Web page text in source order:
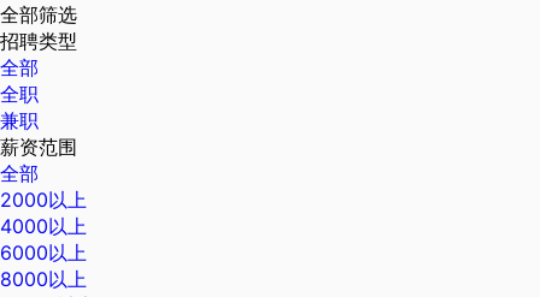
全部筛选
招聘类型
全部
全职
兼职
薪资范围
全部
2000以上
4000以上
6000以上
8000以上